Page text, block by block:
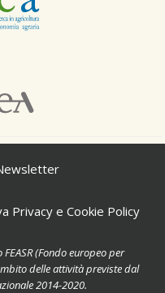
Privacy e Cookie Policy
(Fondo europeo per
delle attività previste dal
2014-2020.